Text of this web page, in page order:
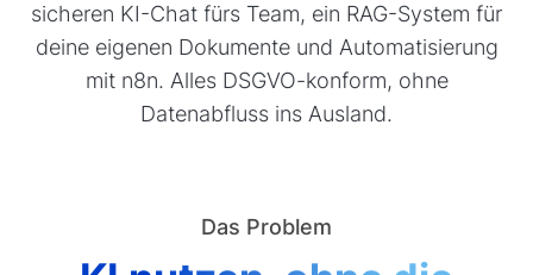
sicheren KI-Chat fürs Team, ein RAG-System für
deine eigenen Dokumente und Automatisierung
mit n8n. Alles DSGVO-konform, ohne
Datenabfluss ins Ausland.
Das Problem